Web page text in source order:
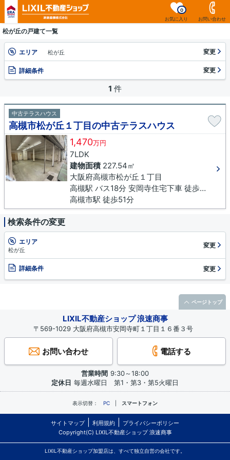
お気に入り
0
お問い合わせ
松が丘の戸建て一覧
エリア 松が丘 変更
詳細条件 変更
1 件
中古テラスハウス
高槻市松が丘１丁目の中古テラスハウス
1,470万円
7LDK
建物面積227.54㎡
大阪府高槻市松が丘１丁目
高槻駅 バス18分 安岡寺住宅下車 徒歩3分
高槻市駅 徒歩51分
検索条件の変更
エリア
松が丘
変更
詳細条件 変更
LIXIL不動産ショップ 浪速商事
〒569-1029 大阪府高槻市安岡寺町１丁目１６番３号
お問い合わせ 電話する
営業時間 9:30～18:00
定休日 毎週水曜日 第1・第3・第5火曜日
表示切替： PC スマートフォン
サイトマップ 利用規約
プライバシーポリシー
Copyright(C) LIXIL不動産ショップ 浪速商事
LIXIL不動産ショップ加盟店は、すべて独立自営の会社です。
ページトップ